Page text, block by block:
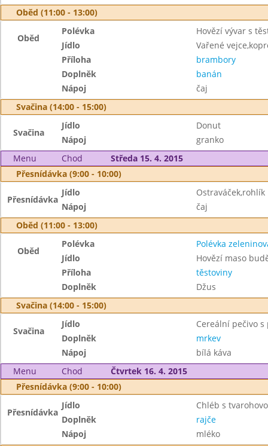
Oběd (11:00 - 13:00)
Oběd
Polévka
Hovězí vývar s
Jídlo
Vařené
Příloha
brambory
Doplněk
banán
Nápoj
čaj
Svačina (14:00 - 15:00)
Svačina
Jídlo
Donut
Nápoj
granko
Menu
Chod
Středa 15. 4. 2015
Přesnídávka (9:00 - 10:00)
Přesnídávka
Jídlo
Ostraváček,rohlík
Nápoj
čaj
Oběd (11:00 - 13:00)
Oběd
Polévka
Polévka
Jídlo
Hovězí maso
Příloha
těstoviny
Doplněk
Džus
Svačina (14:00 - 15:00)
Svačina
Jídlo
Cereální pečivo
Doplněk
mrkev
Nápoj
bílá káva
Menu
Chod
Čtvrtek 16. 4. 2015
Přesnídávka (9:00 - 10:00)
Přesnídávka
Jídlo
Chléb s
Doplněk
rajče
Nápoj
mléko